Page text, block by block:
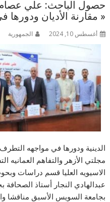
حصول الباحث: علي
« مقارنة الأديان
أغسطس 10, 2024 الجمهورية
الدينية ودورها في مواجهه
مجلتي الأزهر والتفاهم العمانيه
الاسيويه العليا قسم دراسات
عبدالهادي النجار أستاذ الصحافة
بجامعة السويس الأسبق مناقشا